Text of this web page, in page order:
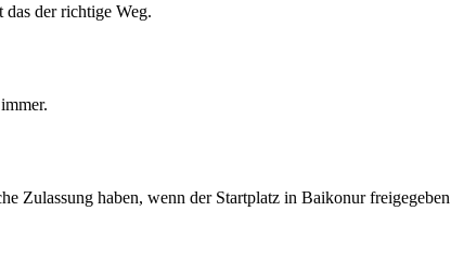
der richtige Weg.
Zulassung haben, wenn der Startplatz in Baikonur